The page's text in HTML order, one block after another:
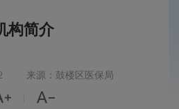
构简介
来源：鼓楼区医保局
